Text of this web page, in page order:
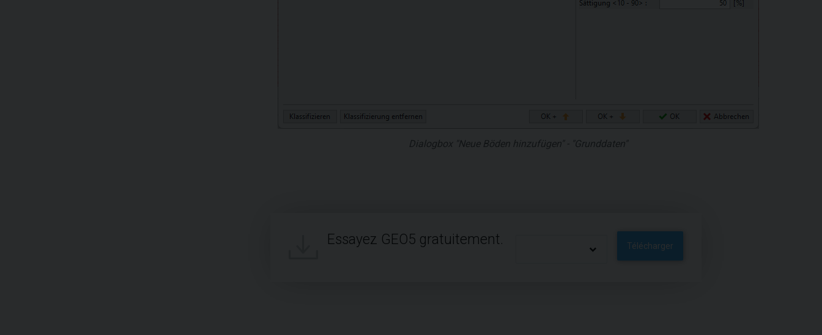
Dialogbox "Neue Böden hinzufügen" - "Grunddaten"
Essayez GEO5 gratuitement. Télécharger